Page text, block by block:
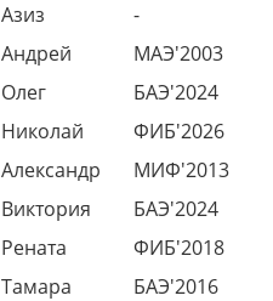
Азиз
-
Андрей
МАЭ'2003
Олег
БАЭ'2024
Николай
ФИБ'2026
Александр
МИФ'2013
Виктория
БАЭ'2024
Рената
ФИБ'2018
Тамара
БАЭ'2016